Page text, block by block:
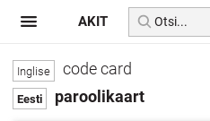
code card
paroolikaart
AKIT